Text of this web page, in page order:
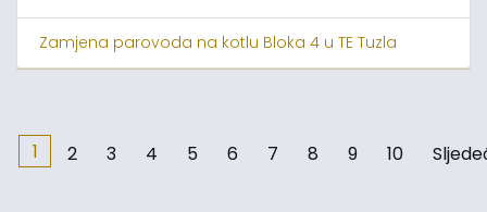
Zamjena parovoda na kotlu Bloka 4 u TE Tuzla
1 2 3 4 5 6 7 8 9 10